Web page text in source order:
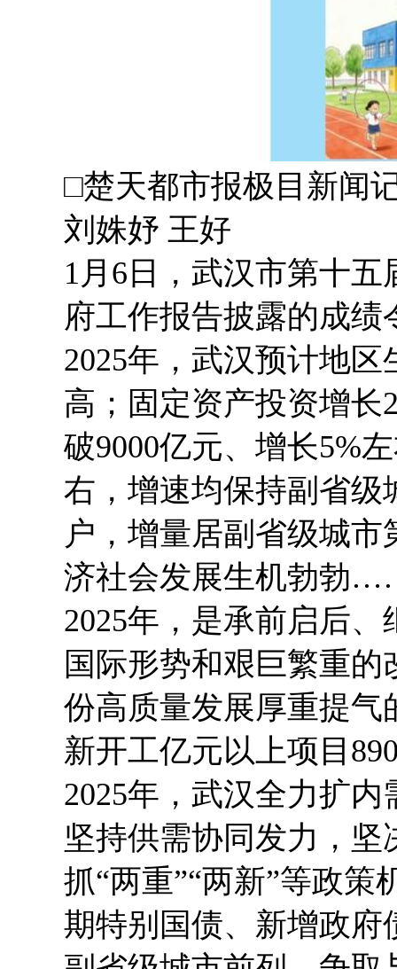
□楚天都市报极目新闻
刘姝妤 王好
1月6日，武汉市第十
府工作报告披露的成绩
2025年，武汉预计地
高；固定资产投资增长
破9000亿元、增长5%
右，增速均保持副省级
户，增量居副省级城
济社会发展生机勃勃
2025年，是承前启后
国际形势和艰巨繁重
份高质量发展厚重提气
新开工亿元以上项目
2025年，武汉全力扩
坚持供需协同发力，
抓“两重”“两新”等政
期特别国债、新增政府